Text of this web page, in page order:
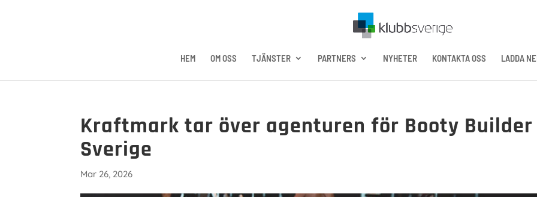
HEM OM OSS TJÄNSTER PARTNERS NYHETER KONTAKTA OSS LADDA
Kraftmark tar över agenturen för Booty
Sverige
Mar 26, 2026